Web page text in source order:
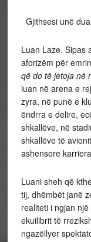
Gjithsesi unë
Luan Laze. Sipas
aforizëm për
që do të jetoja në
luan në arena e
zyra, në punë e
ëndrra e delire,
shkallëve, në
shkallëve të
ashensore
Luani sheh që
tij, dhëmbët janë
realiteti i ngjan
ekuilibrit të
ngazëllyer